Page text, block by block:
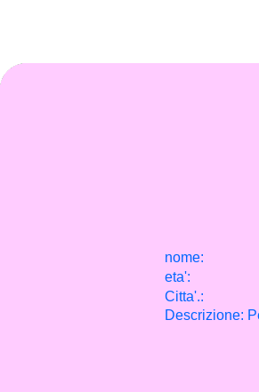
nome:
eta':
Citta'.:
Descrizione: